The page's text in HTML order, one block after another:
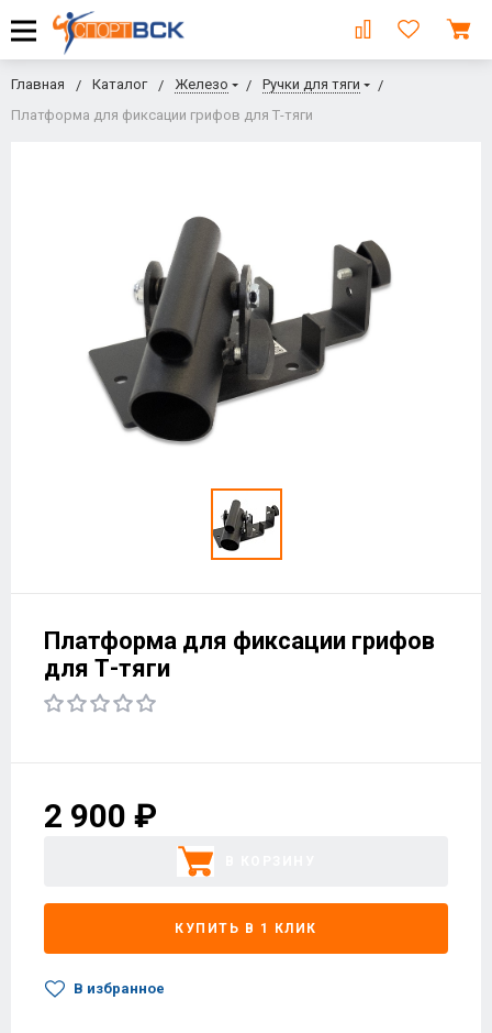
Главная Каталог Железо
Ручки для тяги
Платформа для фиксации грифов для Т-тяги
Платформа для фиксации грифов
для Т-тяги
2 900 ₽
КУПИТЬ В 1 КЛИК
В избранное